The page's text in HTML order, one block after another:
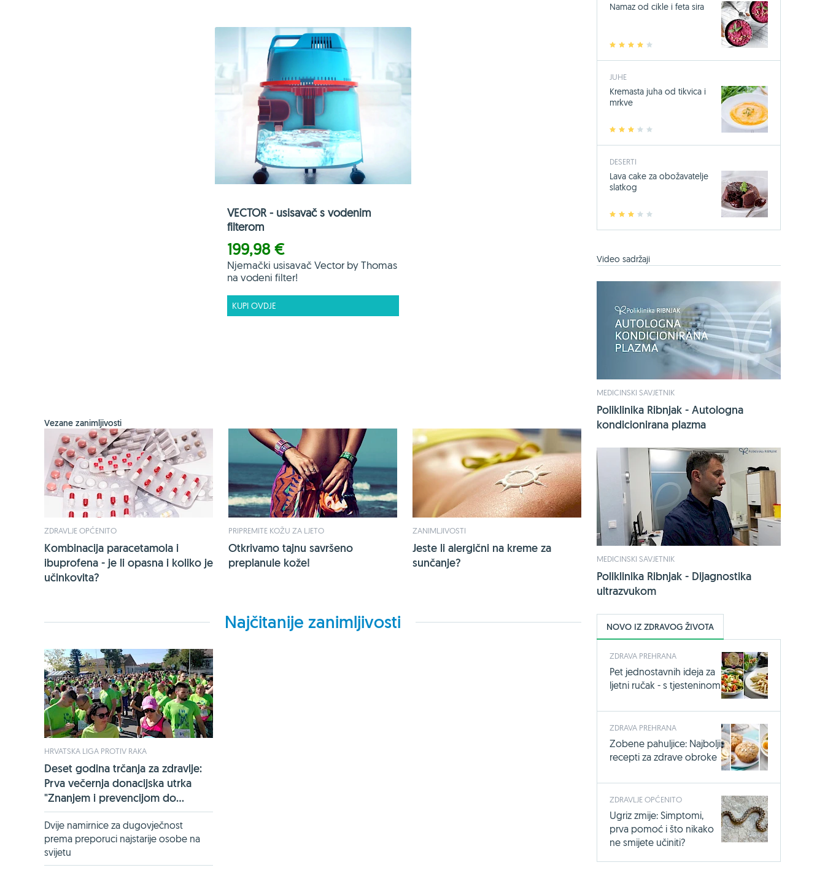
VECTOR - usisavač s vodenim
filterom
199,98 €
Njemački usisavač Vector by Thomas
na vodeni filter!
KUPI OVDJE
Jedini sa 14
KUPI OVDJE
Vezane zanimljivosti
ZDRAVLJE OPĆENITO
Kombinacija paracetamola i
ibuprofena - je li opasna i koliko je
učinkovita?
PRIPREMITE KOŽU ZA LJETO
Otkrivamo tajnu savršeno
preplanule kože!
ZANIMLJIVOSTI
Jeste li alergični na kreme za
sunčanje?
Najčitanije zanimljivosti
HRVATSKA LIGA PROTIV RAKA
Deset godina trčanja za zdravlje:
Prva večernja donacijska utrka
"Znanjem i prevencijom do...
Dvije namirnice za dugovječnost
prema preporuci najstarije osobe na
svijetu
2 3 4
Namaz od cikle i feta sira
JUHE
2 3 4
Kremasta juha od tikvica i
mrkve
DESERTI
2 3 4
Lava cake za obožavatelje
slatkog
Video sadržaji
MEDICINSKI SAVJETNIK
Poliklinika Ribnjak - Autologna
kondicionirana plazma
MEDICINSKI SAVJETNIK
Poliklinika Ribnjak - Dijagnostika
ultrazvukom
NOVO IZ ZDRAVOG ŽIVOTA
ZDRAVA PREHRANA
Pet jednostavnih ideja za
ljetni ručak - s tjesteninom
ZDRAVA PREHRANA
Zobene pahuljice: Najbolji
recepti za zdrave obroke
ZDRAVLJE OPĆENITO
Ugriz zmije: Simptomi,
prva pomoć i što nikako
ne smijete učiniti?